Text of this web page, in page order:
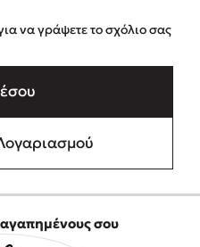
να γράψετε το σχόλιο σας
σου